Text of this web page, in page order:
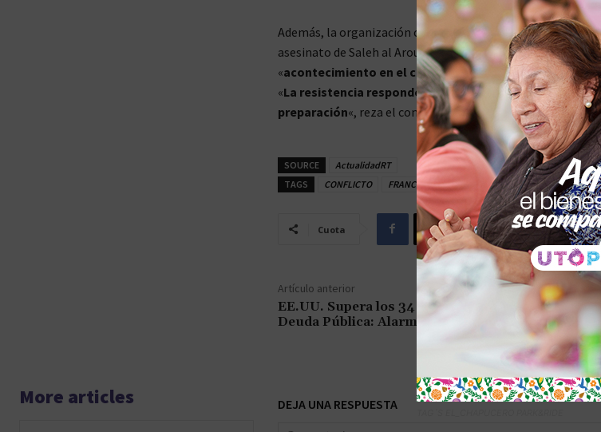
Además, la organización chiita Hezbolá emitió un
asesinato de Saleh al Arouri es considerado un«ataque
«acontecimiento en el curso de la guerra que no
«La resistencia responderá y está en los niveles más
preparación«, reza el comunicado.
SOURCE
ActualidadRT
TAGS
CONFLICTO FRANCIA ISRAEL Líbano
Cuota
Artículo anterior
EE.UU. Supera los 34 Billones de
Deuda Pública: Alarma Financiera
AMLO
en
More articles DEJA UNA RESPUESTA